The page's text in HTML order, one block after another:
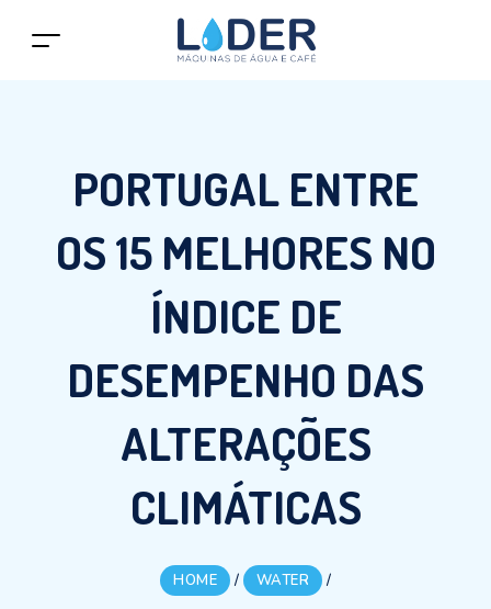
PORTUGAL ENTRE
OS 15 MELHORES NO
ÍNDICE DE
DESEMPENHO DAS
ALTERAÇÕES
CLIMÁTICAS
HOME / WATER /